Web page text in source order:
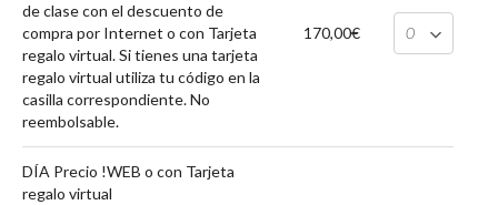
de clase con el descuento de
compra por Internet o con Tarjeta
regalo virtual. Si tienes una tarjeta
regalo virtual utiliza tu código en la
casilla correspondiente. No
reembolsable.
170,00€
DÍA Precio !WEB o con Tarjeta
regalo virtual